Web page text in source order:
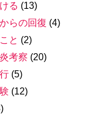
る (13)
らの回復 (4)
と (2)
考察 (20)
(5)
(12)